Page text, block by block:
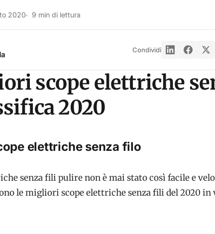
2020 9 min di lettura
Condividi
scope elettriche
2020
elettriche senza filo
senza fili pulire non è mai stato così facile e
le migliori scope elettriche senza fili del 2020 in